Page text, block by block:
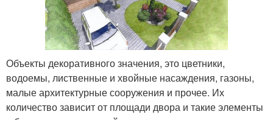
Объекты декоративного значения, это цветники,
водоемы, лиственные и хвойные насаждения, газоны,
малые архитектурные сооружения и прочее. Их
количество зависит от площади двора и такие элементы